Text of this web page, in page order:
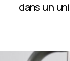
dans un